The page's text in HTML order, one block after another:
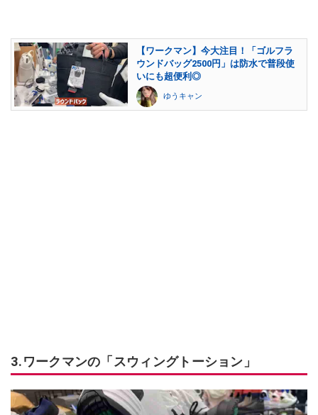
【ワークマン】今大注目！「ゴルフラ
ウンドバッグ2500円」は防水で普段使
いにも超便利◎
ゆうキャン
3.ワークマンの「スウィングトーション」